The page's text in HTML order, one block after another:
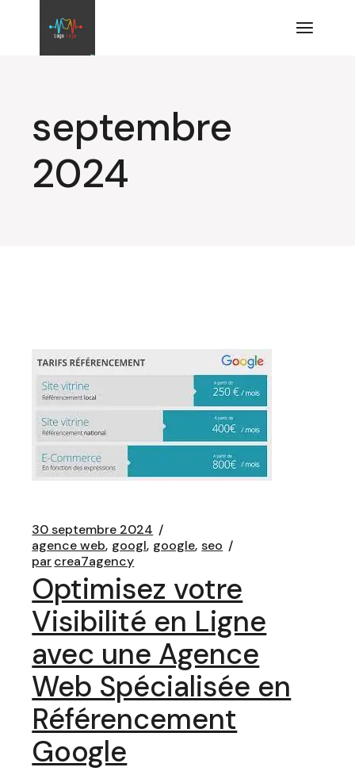
contenu
septembre
2024
30 septembre 2024
agence web googl google seo
parcrea7agency
Optimisez votre
Visibilité en Ligne
avec une Agence
Web Spécialisée en
Référencement
Google